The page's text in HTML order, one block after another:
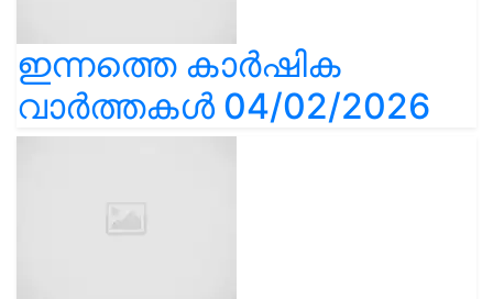
ഇന്നത്തെ കാർഷിക
വാർത്തകൾ 04/02/2026